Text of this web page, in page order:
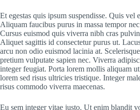
Et egestas quis ipsum suspendisse. Quis vel
Aliquam faucibus purus in massa tempor
Cursus euismod quis viverra nibh cras
Aliquet sagittis id consectetur purus ut.
arcu non odio euismod lacinia at.
pretium vulputate sapien nec. Viverra
integer feugiat. Porta lorem mollis aliquam
lorem sed risus ultricies tristique. Integer
risus commodo viverra maecenas.
Eu sem integer vitae justo. Ut enim blandit